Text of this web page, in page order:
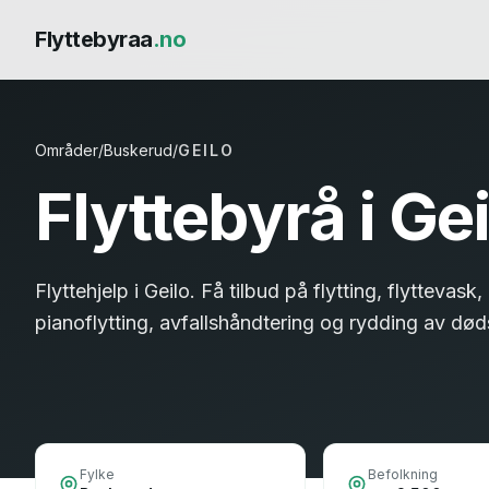
Flyttebyraa.no
Områder/Buskerud/GEILO
Flyttebyrå i
Flyttehjelp i Geilo. Få tilbud på flytting, flyttevask,
pianoflytting, avfallshåndtering og rydding av
Fylke Befolkning